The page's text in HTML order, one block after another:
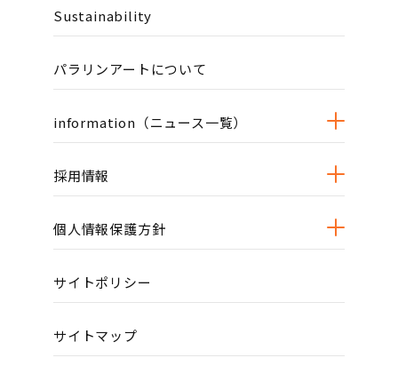
Sustainability
パラリンアートについて
information（ニュース一覧）
採用情報
個人情報保護方針
サイトポリシー
サイトマップ